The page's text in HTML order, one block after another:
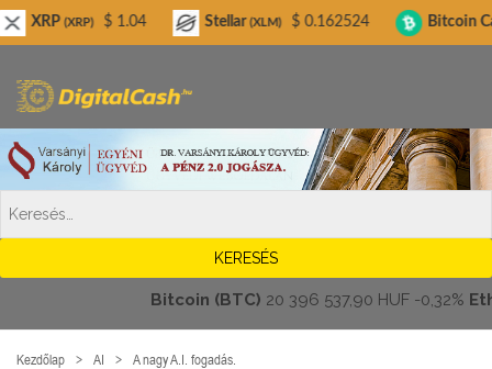
Bitcoin (BTC)20 396 537,90 HUF-0,32%
Kezdőlap AI A nagy A.I. fogadás.
$ 1.04 Stellar(XLM) $ 0.162524 Bitcoin Cash(BCH)
Digitalcash.hu